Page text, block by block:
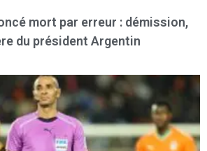
mort par erreur : démission,
du président Argentin